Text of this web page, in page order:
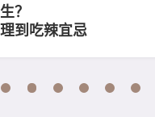
？
到吃辣宜忌
2 3 4 5 6 7